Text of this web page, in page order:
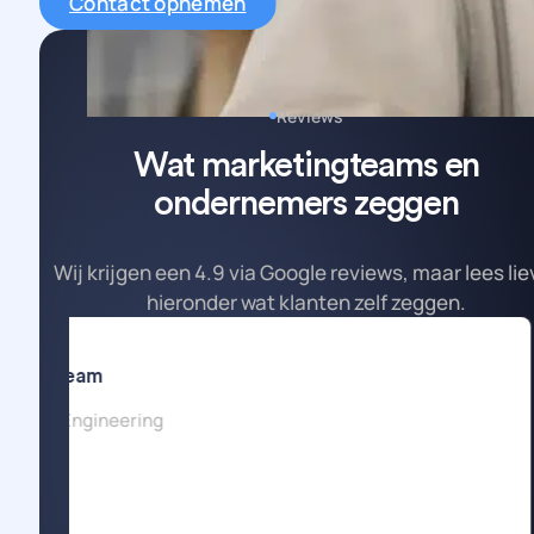
Reviews
Wat marketingteams en
ondernemers zeggen
Wij krijgen een 4.9 via Google reviews, maar lees
hieronder wat klanten zelf zeggen.
Team
Engineering